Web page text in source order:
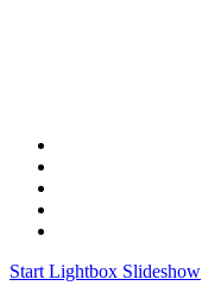
Start Lightbox Slideshow